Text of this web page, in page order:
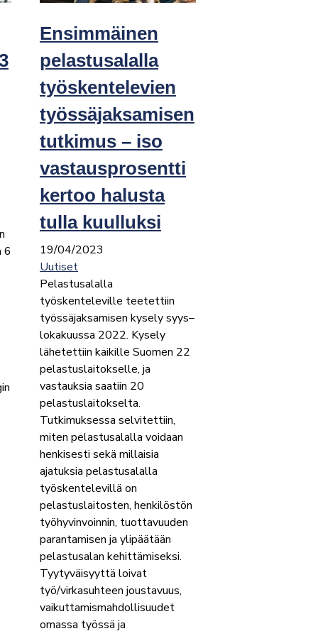
6
Ensimmäinen
pelastusalalla
työskentelevien
työssäjaksamisen
tutkimus – iso
vastausprosentti
kertoo halusta
tulla kuulluksi
19/04/2023
Uutiset
Pelastusalalla
työskenteleville teetettiin
työssäjaksamisen kysely syys–
lokakuussa 2022. Kysely
lähetettiin kaikille Suomen 22
pelastuslaitokselle, ja
vastauksia saatiin 20
pelastuslaitokselta.
Tutkimuksessa selvitettiin,
miten pelastusalalla voidaan
henkisesti sekä millaisia
ajatuksia pelastusalalla
työskentelevillä on
pelastuslaitosten, henkilöstön
työhyvinvoinnin, tuottavuuden
parantamisen ja ylipäätään
pelastusalan kehittämiseksi.
Tyytyväisyyttä loivat
työ/virkasuhteen joustavuus,
vaikuttamismahdollisuudet
omassa työssä ja